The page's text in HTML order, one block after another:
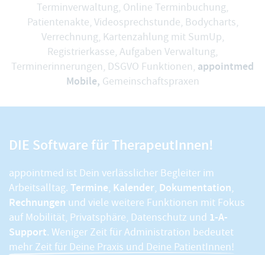
Terminverwaltung, Online Terminbuchung,
Patientenakte, Videosprechstunde, Bodycharts,
Verrechnung, Kartenzahlung mit SumUp,
Registrierkasse, Aufgaben Verwaltung,
Terminerinnerungen, DSGVO Funktionen, appointmed
Mobile, Gemeinschaftspraxen
DIE Software für TherapeutInnen!
appointmed ist Dein verlässlicher Begleiter im
Arbeitsalltag. Termine, Kalender, Dokumentation,
Rechnungen und viele weitere Funktionen mit Fokus
auf Mobilität, Privatsphäre, Datenschutz und 1-A-
Support. Weniger Zeit für Administration bedeutet
mehr Zeit für Deine Praxis und Deine PatientInnen!